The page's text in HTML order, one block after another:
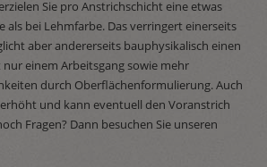
Sie pro Anstrichschicht eine etwas
als bei Lehmfarbe. Das verringert einerseits
aber andererseits bauphysikalisch einen
einem Arbeitsgang sowie mehr
durch Oberflächenformulierung. Auch
und kann eventuell den Voranstrich
Fragen? Dann besuchen Sie unseren